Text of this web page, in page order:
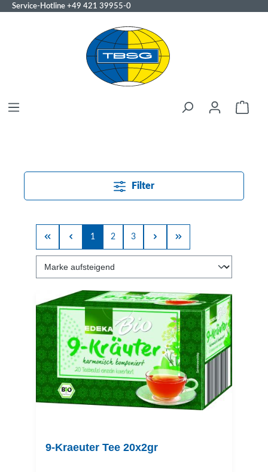
Service-Hotline +49 421 39955-0
Filter
1 2 3
9-Kraeuter Tee 20x2gr